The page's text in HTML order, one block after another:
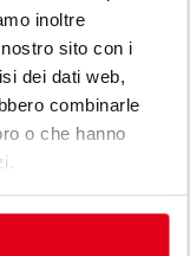
inoltre
sito con i
dei dati web,
combinarle
o che hanno
плиты с